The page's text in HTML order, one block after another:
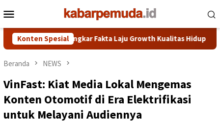
ke
Mobile
Konten Spesial
KDM Bongkar Fakta Laju Growth Kualitas Hidup Nomor
Beranda NEWS
VinFast: Kiat Media Lokal Mengemas
Konten Otomotif di Era Elektrifikasi
untuk Melayani Audiennya